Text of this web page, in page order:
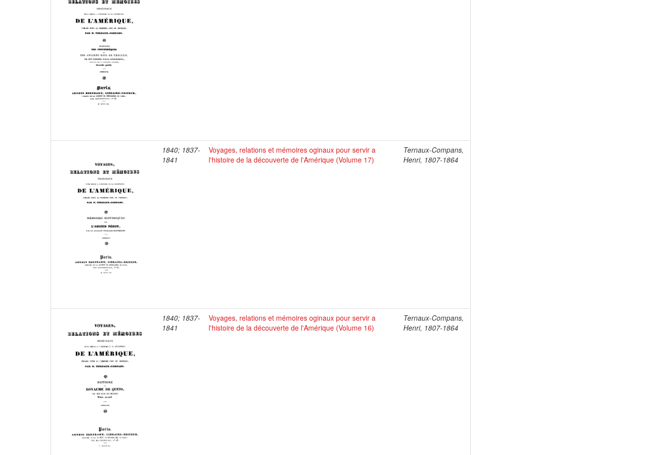
1840; 1837-
1841
Voyages, relations et mémoires oginaux pour servir a
l'histoire de la découverte de l'Amérique (Volume 17)
Ternaux-Compans,
Henri, 1807-1864
1840; 1837-
1841
Voyages, relations et mémoires oginaux pour servir a
l'histoire de la découverte de l'Amérique (Volume 16)
Ternaux-Compans,
Henri, 1807-1864